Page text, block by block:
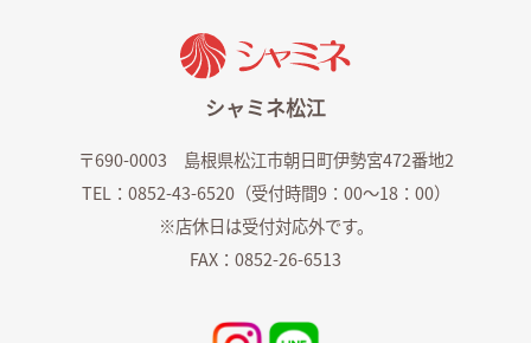
シャミネエントランス
シャミネ松江
〒690-0003 島根県松江市朝日町伊勢宮472番地2
TEL：0852-43-6520（受付時間9：00～18：00）
※店休日は受付対応外です。
FAX：0852-26-6513